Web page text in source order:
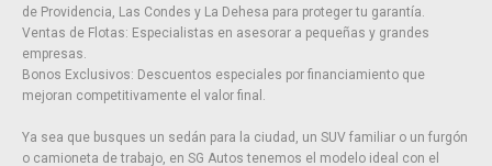
de Providencia, Las Condes y La Dehesa para proteger tu garantía.
Ventas de Flotas: Especialistas en asesorar a pequeñas y grandes
empresas.
Bonos Exclusivos: Descuentos especiales por financiamiento que
mejoran competitivamente el valor final.
Ya sea que busques un sedán para la ciudad, un SUV familiar o un furgón
o camioneta de trabajo, en SG Autos tenemos el modelo ideal con el